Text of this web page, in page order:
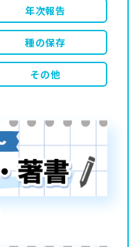
年次報告
種の保存
その他